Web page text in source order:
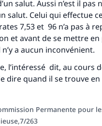
salut. Aussi n’est il
salut. Celui qui effectue
7,53 et 96 n’a pas à
et avant de se mettre
a aucun inconvénient.
l’intéressé dit, au cours
dire quand il se trouve
Permanente pour
263
Aidez nous à
Le Messager
"Celui qui indique une
que